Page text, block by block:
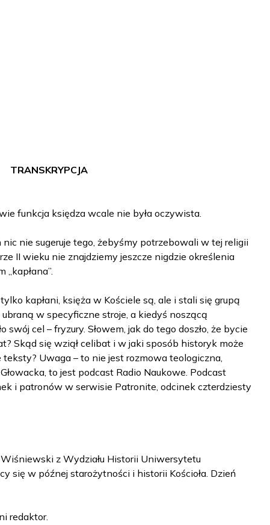
TRANSKRYPCJA
funkcja księdza wcale nie była oczywista.
nie sugeruje tego, żebyśmy potrzebowali w tej religii
II wieku nie znajdziemy jeszcze nigdzie określenia
kapłani, księża w Kościele są, ale i stali się grupą
w specyficzne stroje, a kiedyś noszącą
cel – fryzury. Słowem, jak do tego doszło, że bycie
Skąd się wziął celibat i w jaki sposób historyk może
teksty? Uwaga – to nie jest rozmowa teologiczna,
to jest podcast Radio Naukowe. Podcast
i patronów w serwisie Patronite, odcinek czterdziesty
z Wydziału Historii Uniwersytetu
się w późnej starożytności i historii Kościoła. Dzień
redaktor.